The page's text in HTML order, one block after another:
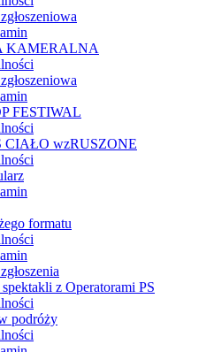
KAMERALNA
FESTIWAL
CIAŁO wzRUSZONE
formatu
z Operatorami PS
podróży